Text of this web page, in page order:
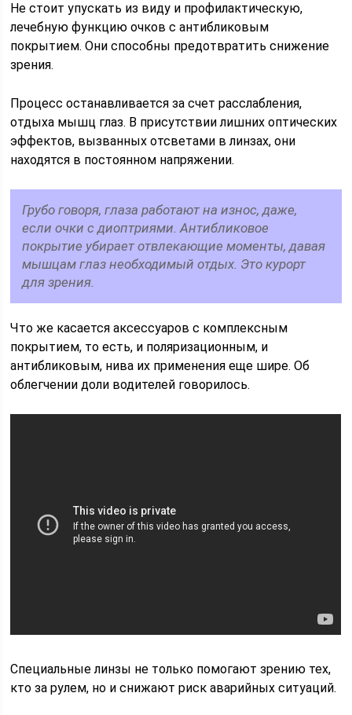
Не стоит упускать из виду и профилактическую,
лечебную функцию очков с антибликовым
покрытием. Они способны предотвратить снижение
зрения.
Процесс останавливается за счет расслабления,
отдыха мышц глаз. В присутствии лишних оптических
эффектов, вызванных отсветами в линзах, они
находятся в постоянном напряжении.
Грубо говоря, глаза работают на износ, даже,
если очки с диоптриями. Антибликовое
покрытие убирает отвлекающие моменты, давая
мышцам глаз необходимый отдых. Это курорт
для зрения.
Что же касается аксессуаров с комплексным
покрытием, то есть, и поляризационным, и
антибликовым, нива их применения еще шире. Об
облегчении доли водителей говорилось.
Специальные линзы не только помогают зрению тех,
кто за рулем, но и снижают риск аварийных ситуаций.